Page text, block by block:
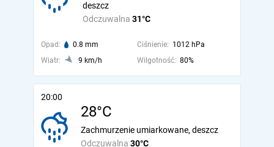
Odczuwalna 31°C
deszcz
Opad: 0.8 mm Ciśnienie: 1012 hPa
Wiatr:
9 km/h Wilgotność: 80%
20:00
28°C
Odczuwalna 30°C
Zachmurzenie umiarkowane, deszcz